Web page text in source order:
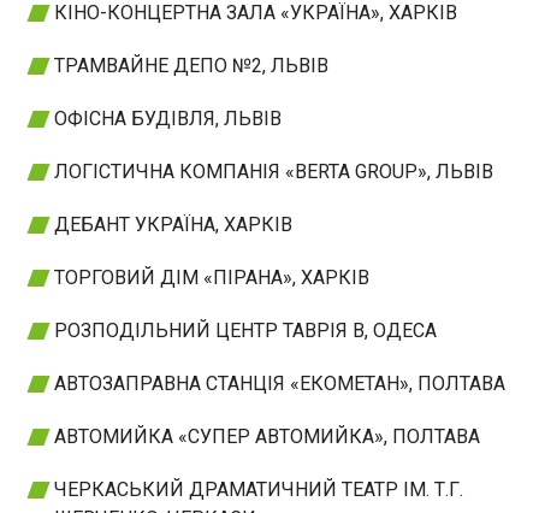
КІНО-КОНЦЕРТНА ЗАЛА «УКРАЇНА», ХАРКІВ
ТРАМВАЙНЕ ДЕПО №2, ЛЬВІВ
ОФІСНА БУДІВЛЯ, ЛЬВІВ
ЛОГІСТИЧНА КОМПАНІЯ «BERTA GROUP», ЛЬВІВ
ДЕБАНТ УКРАЇНА, ХАРКІВ
ТОРГОВИЙ ДІМ «ПІРАНА», ХАРКІВ
РОЗПОДІЛЬНИЙ ЦЕНТР ТАВРІЯ В, ОДЕСА
АВТОЗАПРАВНА СТАНЦІЯ «ЕКОМЕТАН», ПОЛТАВА
АВТОМИЙКА «СУПЕР АВТОМИЙКА», ПОЛТАВА
ЧЕРКАСЬКИЙ ДРАМАТИЧНИЙ ТЕАТР ІМ. Т.Г.